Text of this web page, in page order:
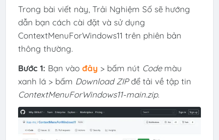
Trong bài viết này, Trải Nghiệm Số sẽ hướng
dẫn bạn cách cài đặt và sử dụng
ContextMenuForWindows11 trên phiên bản
thông thường.
Bước 1: Bạn vào đây > bấm nút Codemàu
xanh lá > bấm Download ZIPđể tải về tập tin
ContextMenuForWindows11-main.zip.